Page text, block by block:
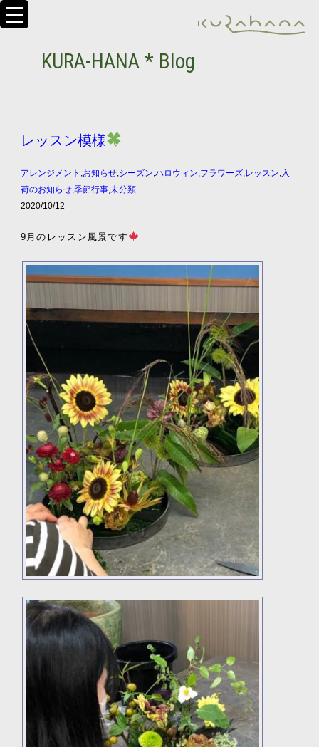
KURA-HANA * Blog
レッスン模様
アレンジメント ,お知らせ,シーズン,ハロウィン,フラワーズ,レッスン,入
荷のお知らせ,季節行事,未分類
2020/10/12
9月のレッスン風景です